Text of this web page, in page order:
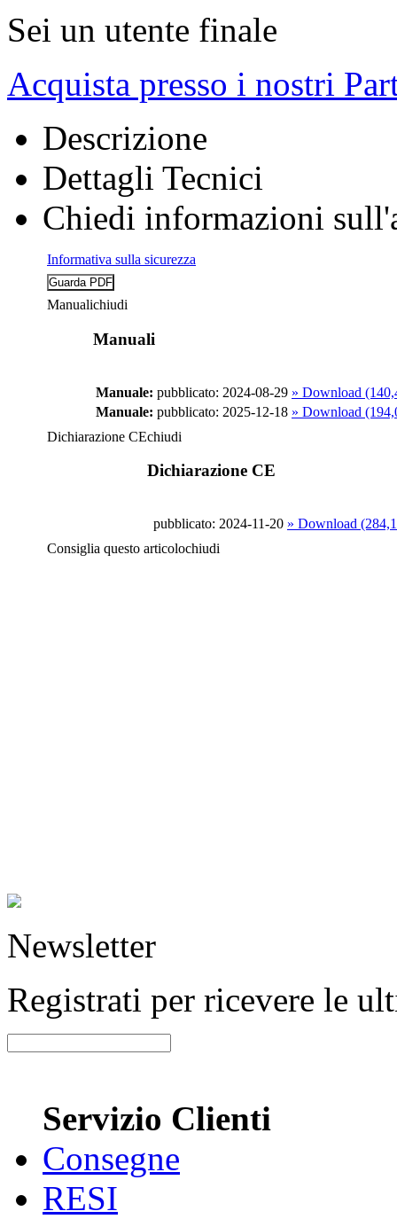
Sei un utente finale
Acquista presso i nostri
Descrizione
Dettagli Tecnici
Chiedi informazioni
Informativa sulla sicurezza
Manualichiudi
Manuali
Manuale: pubblicato: 2024-08-29 » Download
Manuale: pubblicato: 2025-12-18 » Download
Dichiarazione CEchiudi
Dichiarazione CE
pubblicato: 2024-11-20 » Download
Consiglia questo articolochiudi
Newsletter
Registrati per ricevere le
Servizio Clienti
Consegne
RESI